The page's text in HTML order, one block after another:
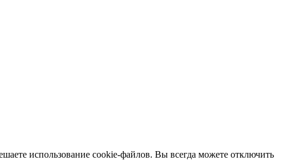
использование cookie-файлов. Вы всегда можете отключить